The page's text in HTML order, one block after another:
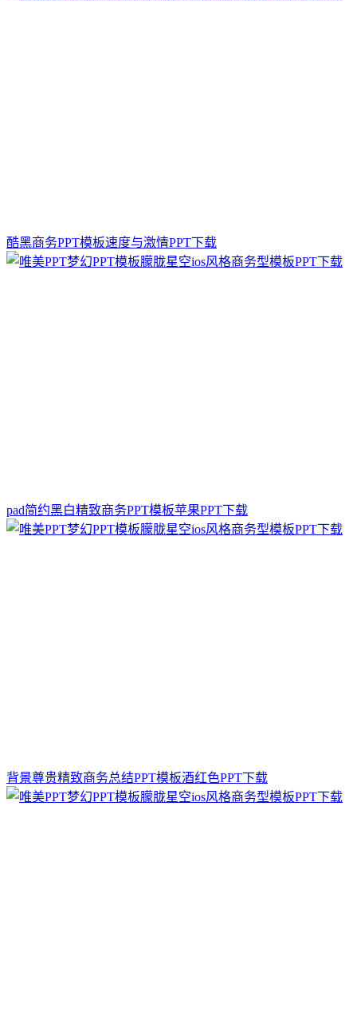
酷黑商务PPT模板速度与激情PPT下载
pad简约黑白精致商务PPT模板苹果PPT下载
背景尊贵精致商务总结PPT模板酒红色PPT下载